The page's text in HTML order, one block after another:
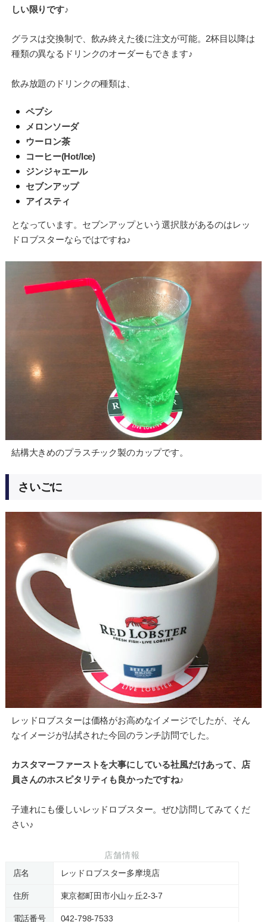
しい限りです♪
グラスは交換制で、飲み終えた後に注文が可能。2杯目以降は
種類の異なるドリンクのオーダーもできます♪
飲み放題のドリンクの種類は、
ペプシ
メロンソーダ
ウーロン茶
コーヒー(Hot/Ice)
ジンジャエール
セブンアップ
アイスティ
となっています。セブンアップという選択肢があるのはレッ
ドロブスターならではですね♪
結構大きめのプラスチック製のカップです。
さいごに
レッドロブスターは価格がお高めなイメージでしたが、そん
なイメージが払拭された今回のランチ訪問でした。
カスタマーファーストを大事にしている社風だけあって、店
員さんのホスピタリティも良かったですね♪
子連れにも優しいレッドロブスター。ぜひ訪問してみてくだ
さい♪
店舗情報
店名
レッドロブスター多摩境店
住所 東京都町田市小山ヶ丘2-3-7
電話番号 042-798-7533